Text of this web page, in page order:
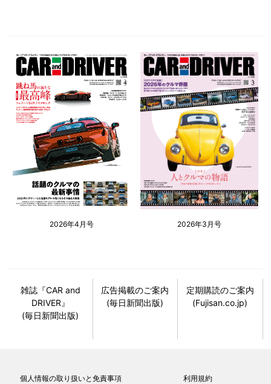
2026年4月号 2026年3月号
雑誌『CAR and
DRIVER』
(毎日新聞出版)
広告掲載のご案内
(毎日新聞出版)
定期購読のご案内
(Fujisan.co.jp)
個人情報の取り扱いと免責事項 利用規約